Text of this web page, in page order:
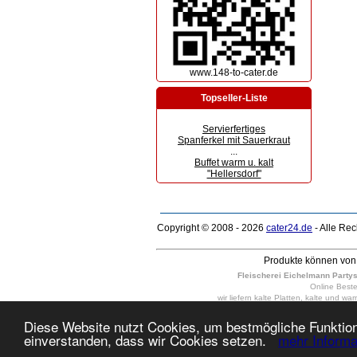
Diese Website nutzt Cookies, um bestmögliche
einverstanden, dass wir Cookies setzen.mehr
www.148-to-cater.de
Topseller-Liste
Servierfertiges
Spanferkel mit Sauerkraut
...
Buffet warm u. kalt
"Hellersdorf"
Copyright © 2008 - 2026 cater24.de - Alle
Produkte können
Fleischerei Eichelmann
Online
wir liefern kalte Platten, kalte und
täglich auch am Sonntag und
Berlin Marzahn, Zentrum, City,